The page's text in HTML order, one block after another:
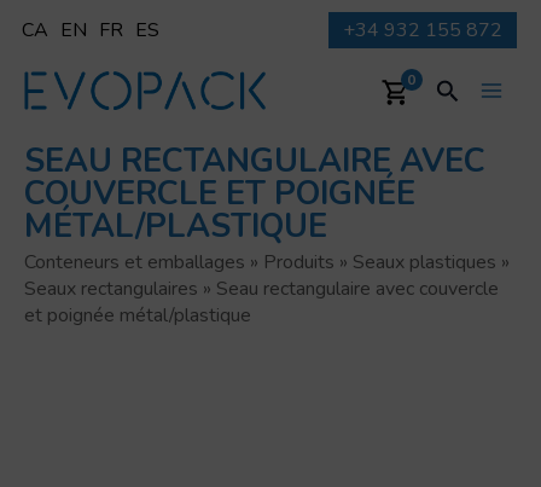
contenu
CA EN FR ES +34 932 155 872
0
SEAU RECTANGULAIRE AVEC
COUVERCLE ET POIGNÉE
MÉTAL/PLASTIQUE
Conteneurs et emballages » Produits » Seaux plastiques »
Seaux rectangulaires » Seau rectangulaire avec couvercle
et poignée métal/plastique